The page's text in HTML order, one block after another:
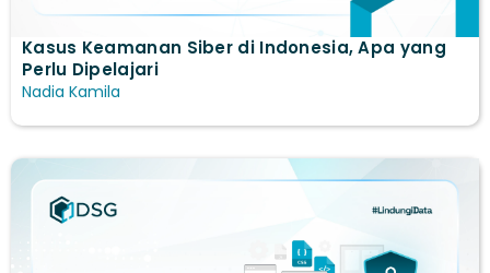
Kasus Keamanan Siber di Indonesia, Apa yang
Perlu Dipelajari
Nadia Kamila